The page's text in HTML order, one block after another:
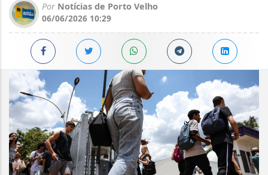
Por Notícias de Porto Velho
06/06/2026 10:29